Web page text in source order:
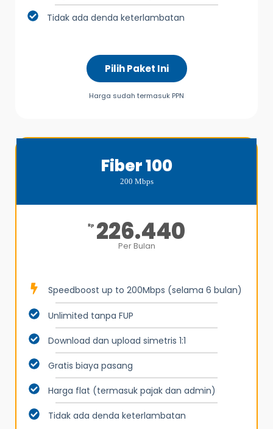
Tidak ada denda keterlambatan
Pilih Paket Ini
Harga sudah termasuk PPN
Fiber 100
200 Mbps
Rp 226.440
Per Bulan
Speedboost up to 200Mbps (selama 6 bulan)
Unlimited tanpa FUP
Download dan upload simetris 1:1
Gratis biaya pasang
Harga flat (termasuk pajak dan admin)
Tidak ada denda keterlambatan